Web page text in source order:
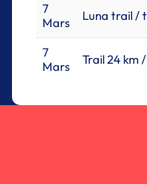
7
Mars
Luna trail /
7
Mars
Trail 24 km